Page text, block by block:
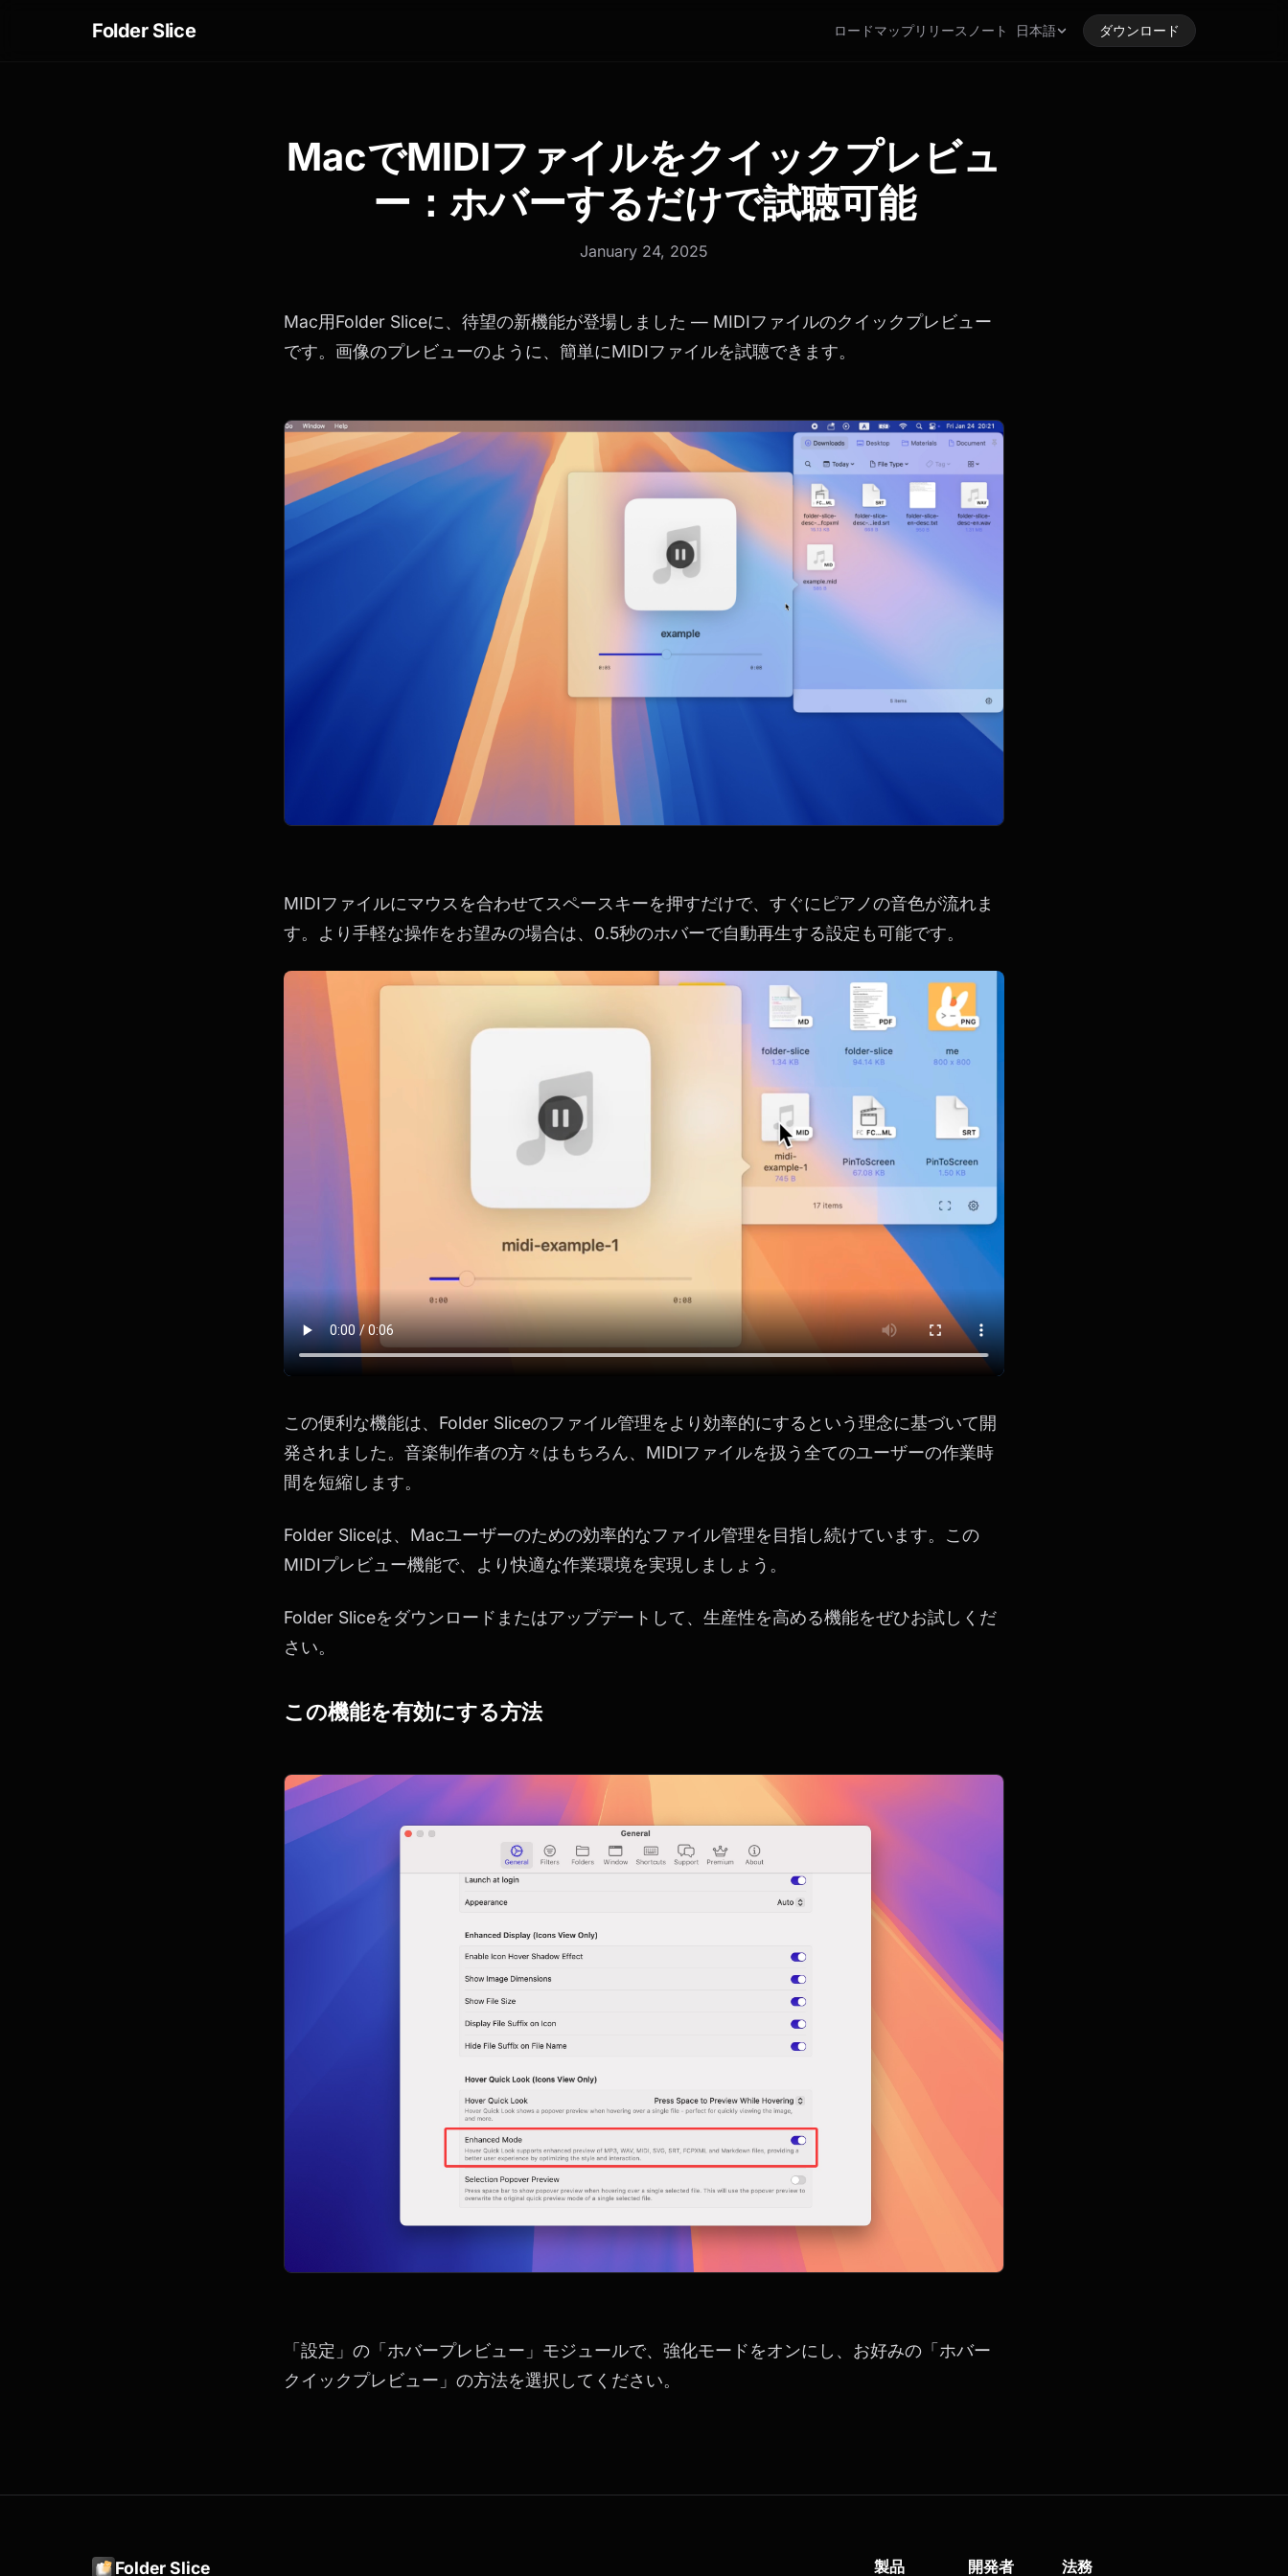
Folder Slice ロードマップリリースノート 日本語 ダウンロード
MacでMIDIファイルをクイックプレビュ
ー：ホバーするだけで試聴可能
January 24, 2025
Mac用Folder Sliceに、待望の新機能が登場しました — MIDIファイルのクイックプレビュー
です。画像のプレビューのように、簡単にMIDIファイルを試聴できます。
MIDIファイルにマウスを合わせてスペースキーを押すだけで、すぐにピアノの音色が流れま
す。より手軽な操作をお望みの場合は、0.5秒のホバーで自動再生する設定も可能です。
この便利な機能は、Folder Sliceのファイル管理をより効率的にするという理念に基づいて開
発されました。音楽制作者の方々はもちろん、MIDIファイルを扱う全てのユーザーの作業時
間を短縮します。
Folder Sliceは、Macユーザーのための効率的なファイル管理を目指し続けています。この
MIDIプレビュー機能で、より快適な作業環境を実現しましょう。
Folder Sliceをダウンロードまたはアップデートして、生産性を高める機能をぜひお試しくだ
さい。
この機能を有効にする方法
「設定」の「ホバープレビュー」モジュールで、強化モードをオンにし、お好みの「ホバー
クイックプレビュー」の方法を選択してください。
Folder Slice 製品 開発者 法務